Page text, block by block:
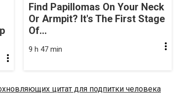
Find Papillomas On Your Neck
Or Armpit? It's The First Stage
Of...
9 h 47 min
цитат для подпитки человека